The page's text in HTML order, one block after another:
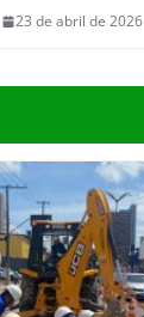
23 de abril de 2026